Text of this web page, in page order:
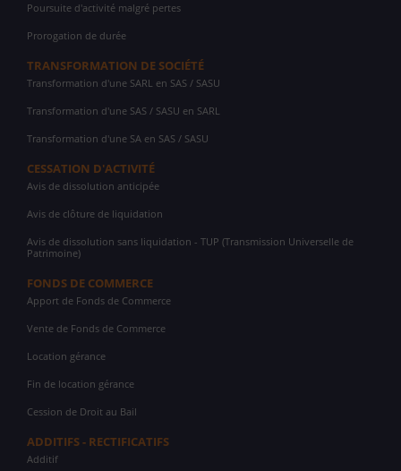
Poursuite d'activité malgré pertes
Prorogation de durée
TRANSFORMATION DE SOCIÉTÉ
Transformation d'une SARL en SAS / SASU
Transformation d'une SAS / SASU en SARL
Transformation d'une SA en SAS / SASU
CESSATION D'ACTIVITÉ
Avis de dissolution anticipée
Avis de clôture de liquidation
Avis de dissolution sans liquidation - TUP (Transmission Universelle de
Patrimoine)
FONDS DE COMMERCE
Apport de Fonds de Commerce
Vente de Fonds de Commerce
Location gérance
Fin de location gérance
Cession de Droit au Bail
ADDITIFS - RECTIFICATIFS
Additif